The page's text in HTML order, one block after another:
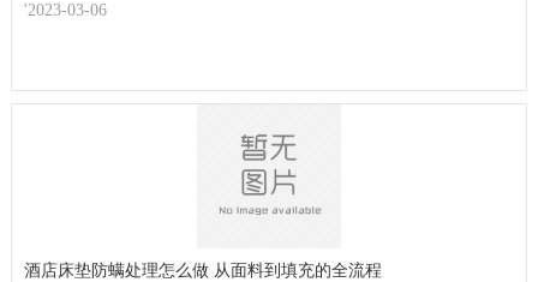
'2023-03-06
酒店床垫防螨处理怎么做 从面料到填充的全流程